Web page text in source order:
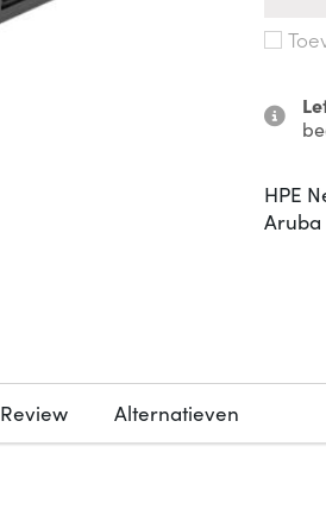
HPE
Aruba
Review Alternatieven